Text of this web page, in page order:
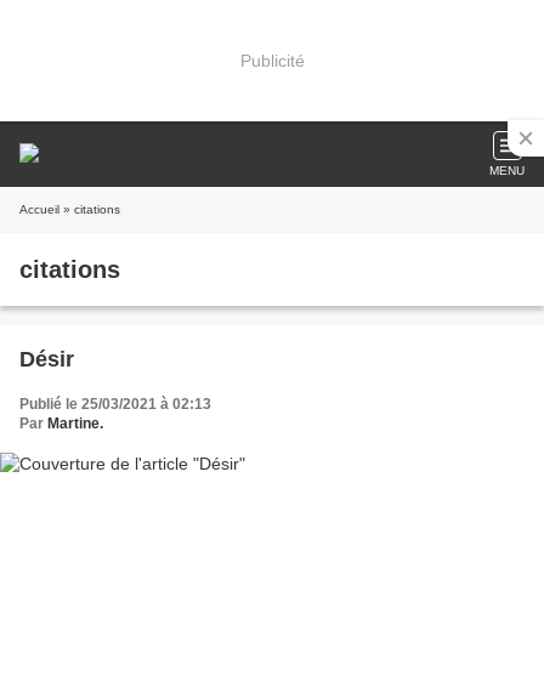
Publicité
MENU
Accueil » citations
citations
Désir
Publié le 25/03/2021 à 02:13
Par Martine.